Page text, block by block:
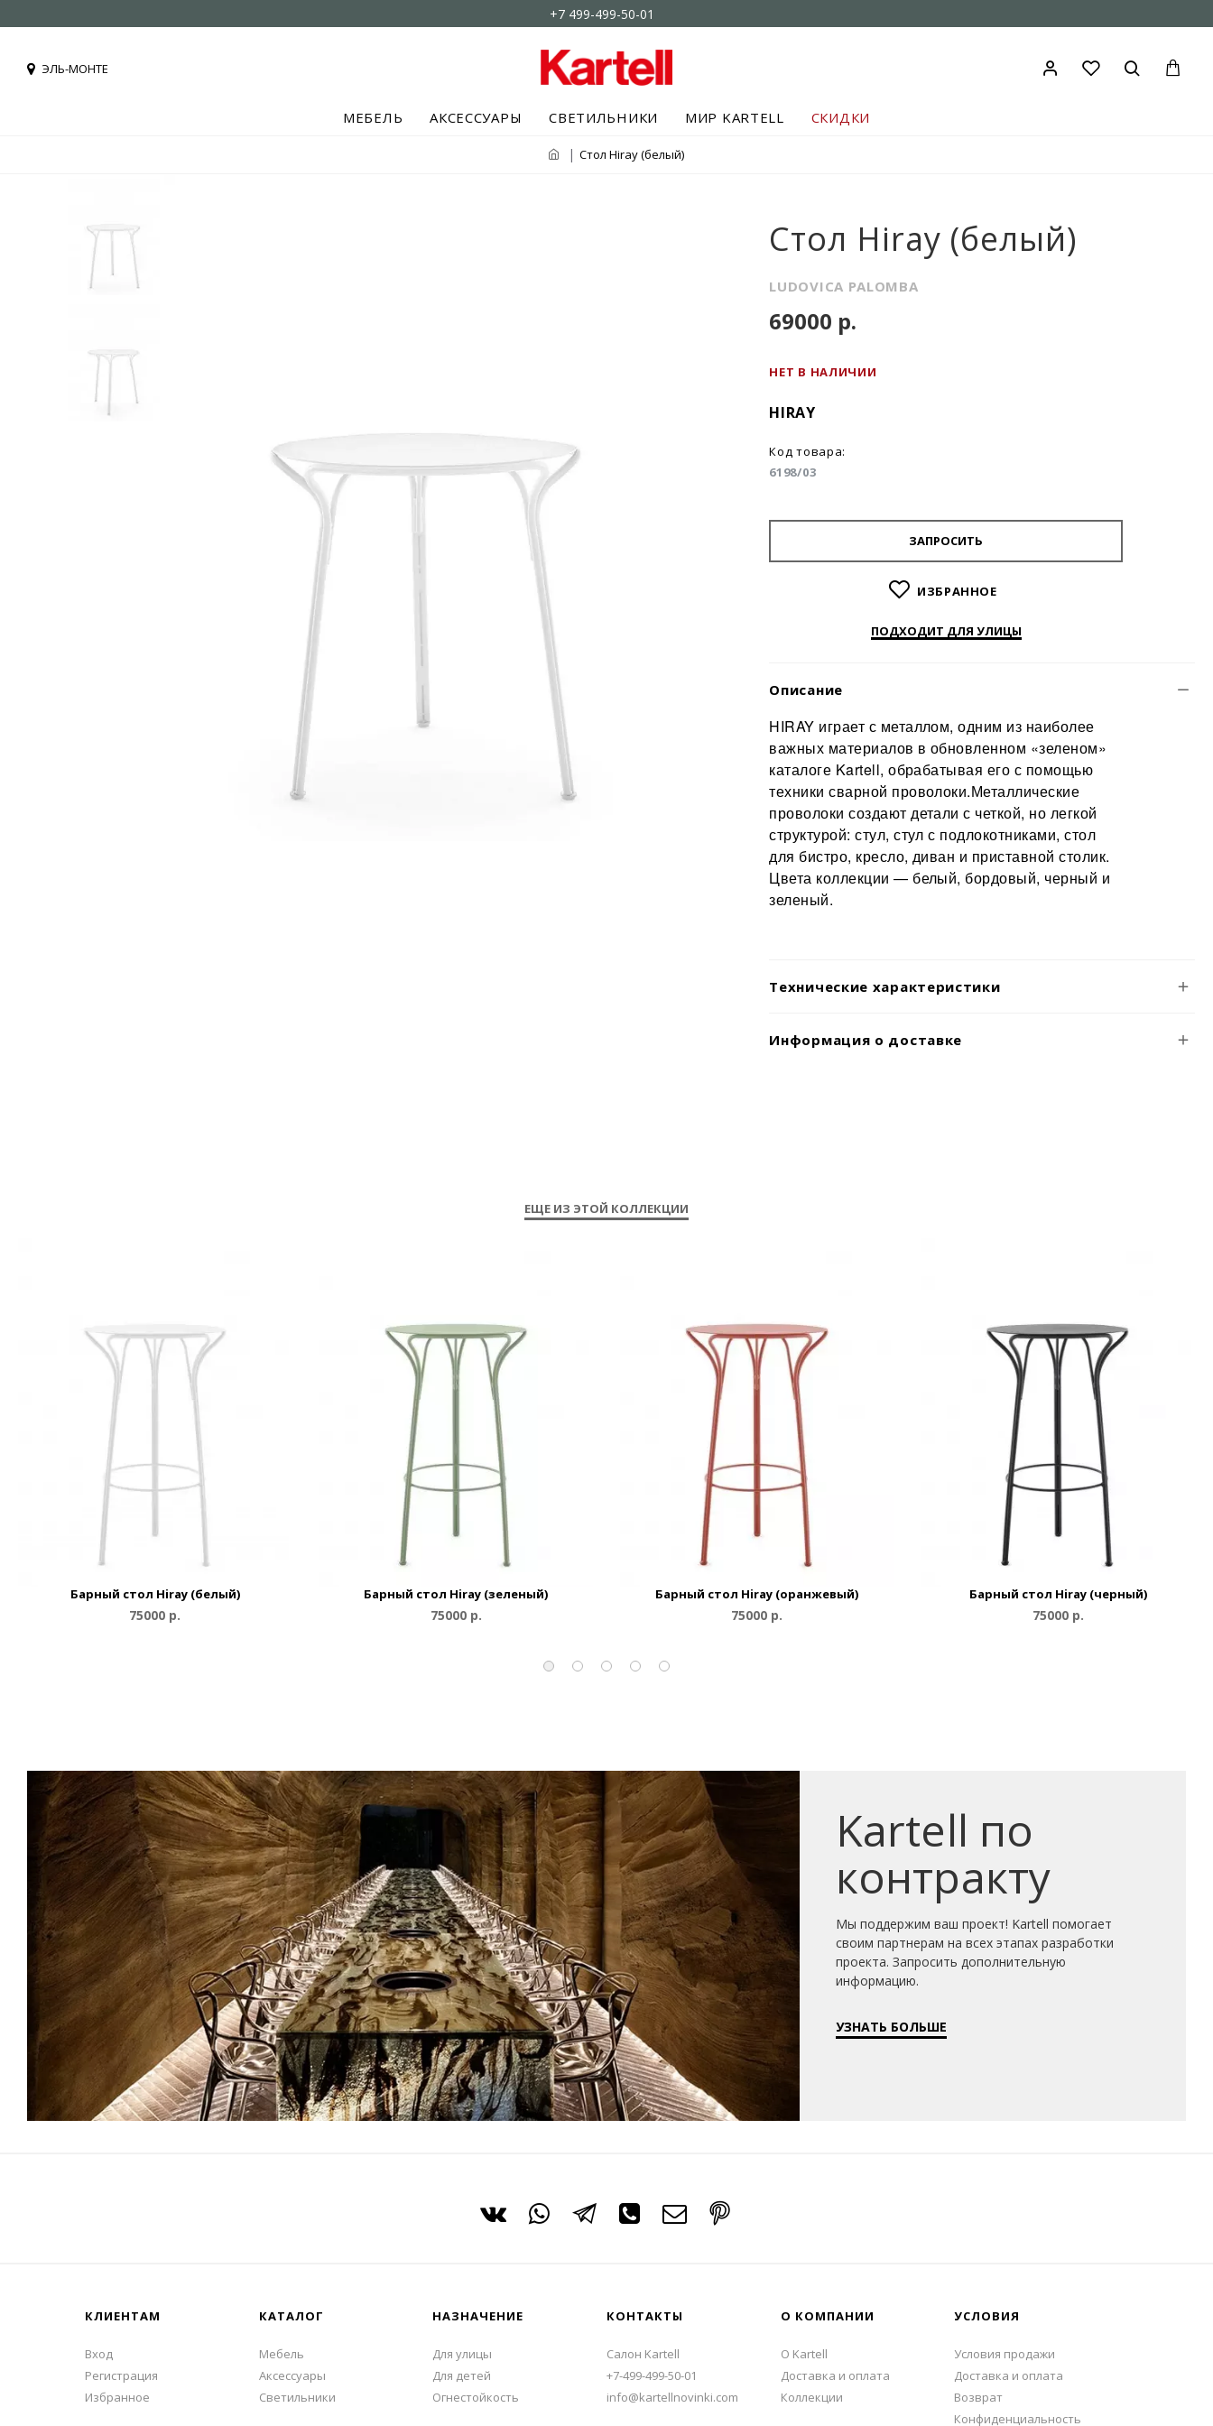
+7 499-499-50-01
ЭЛЬ-МОНТЕ
МЕБЕЛЬ АКСЕССУАРЫ СВЕТИЛЬНИКИ МИР KARTELL СКИДКИ
Стол Hiray (белый)
Стол Hiray (белый)
LUDOVICA PALOMBA
НЕТ В НАЛИЧИИ
HIRAY
Код товара:
6198/03
69000 р.
ЗАПРОСИТЬ
ИЗБРАННОЕ
ПОДХОДИТ ДЛЯ УЛИЦЫ
Описание
HIRAY играет с металлом, одним из наиболее
важных материалов в обновленном «зеленом»
каталоге Kartell, обрабатывая его с помощью
техники сварной проволоки.Металлические
проволоки создают детали с четкой, но легкой
структурой: стул, стул с подлокотниками, стол
для бистро, кресло, диван и приставной столик.
Цвета коллекции — белый, бордовый, черный и
зеленый.
Технические характеристики
Информация о доставке
ЕЩЕ ИЗ ЭТОЙ КОЛЛЕКЦИИ
Барный стол Hiray (белый)
75000 р.
Барный стол Hiray (зеленый)
75000 р.
Барный стол Hiray (оранжевый)
75000 р.
Барный стол Hiray (черный)
75000 р.
Kartell по
контракту
Мы поддержим ваш проект! Kartell помогает
своим партнерам на всех этапах разработки
проекта. Запросить дополнительную
информацию.
УЗНАТЬ БОЛЬШЕ
КЛИЕНТАМ
Вход
Регистрация
Избранное
КАТАЛОГ
Мебель
Аксессуары
Светильники
НАЗНАЧЕНИЕ
Для улицы
Для детей
Огнестойкость
КОНТАКТЫ
Салон Kartell
+7-499-499-50-01
info@kartellnovinki.com
О КОМПАНИИ
О Kartell
Доставка и оплата
Коллекции
УСЛОВИЯ
Условия продажи
Доставка и оплата
Возврат
Конфиденциальность